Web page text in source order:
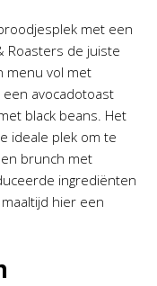
met een
Roasters de juiste
menu vol met
avocadotoast
black beans. Het
ideale plek om te
brunch met
ingrediënten
hier een